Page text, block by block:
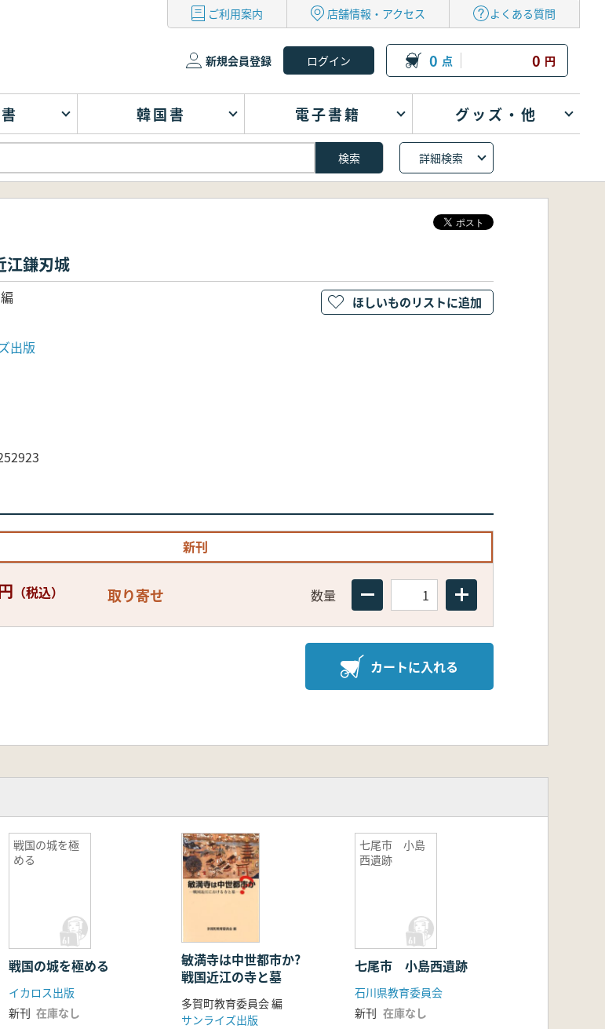
ご利用案内 店舗情報・アクセス よくある質問
新規会員登録 0 点 0 円
韓国書 電子書籍 グッズ・他
詳細検索
江鎌刃城
出版
新刊
（税込） 取り寄せ 数量
カートに入れる
ほしいものリストに追加
戦国の城を極
める
戦国の城を極める
イカロス出版
新刊 在庫なし
敏満寺は中世都市か?
戦国近江の寺と墓
多賀町教育委員会 編
サンライズ出版
七尾市 小島
西遺跡
七尾市 小島西遺跡
石川県教育委員会
新刊 在庫なし